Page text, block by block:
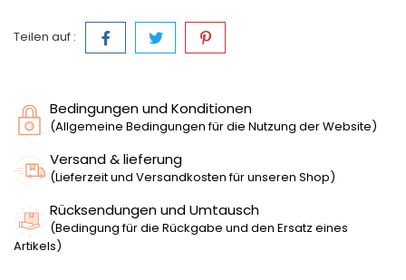
Teilen auf :
Bedingungen und Konditionen
(Allgemeine Bedingungen für die Nutzung der Website)
Versand & lieferung
(Lieferzeit und Versandkosten für unseren Shop)
Rücksendungen und Umtausch
(Bedingung für die Rückgabe und den Ersatz eines
Artikels)